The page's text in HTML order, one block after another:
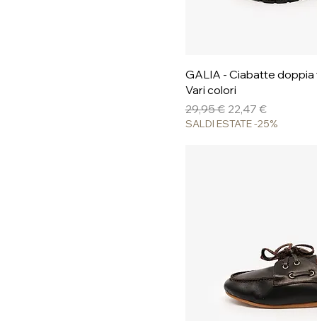
Vista
GALIA - Ciabatte
Vari colori
Prezzo regolare
29,95 € Prezzo scontato
22,47 €
SALDI ESTATE -25%